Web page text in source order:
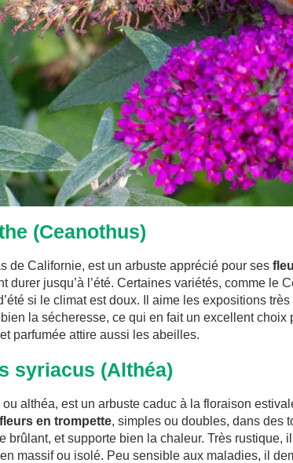
(Ceanothus)
de Californie, est un arbuste apprécié pour ses
durer jusqu’à l’été. Certaines variétés, comme le
si le climat est doux. Il aime les expositions
la sécheresse, ce qui en fait un excellent choix
parfumée attire aussi les abeilles.
syriacus (Althéa)
ou althéa, est un arbuste caduc à la floraison
fleurs en trompette, simples ou doubles, dans des
brûlant, et supporte bien la chaleur. Très rustique,
massif ou isolé. Peu sensible aux maladies, il